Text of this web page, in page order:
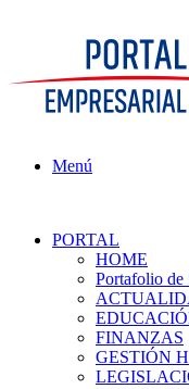
Menú
PORTAL
HOME
Portafolio de
FINANZAS
GESTIÓN